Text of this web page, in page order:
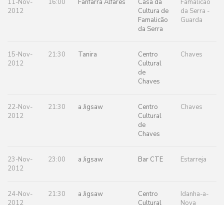
11-Nov-
2012
16:00 Fanfarra Alfares
Casa da
Cultura de
Famalicão
da Serra
Famalicão
da Serra -
Guarda
15-Nov-
2012
21:30 Tanira
Centro
Cultural
de
Chaves
Chaves
22-Nov-
2012
21:30 a Jigsaw
Centro
Cultural
de
Chaves
Chaves
23-Nov-
2012
23:00 a Jigsaw Bar CTE Estarreja
24-Nov-
2012
21:30 a Jigsaw
Centro
Cultural
Idanha-a-
Nova